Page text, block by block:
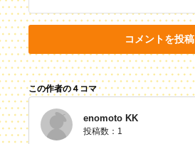
コメントを投稿
この作者の４コマ
enomoto KK
投稿数：1